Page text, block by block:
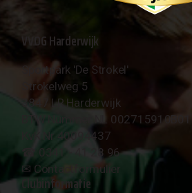
VVOG Harderwijk
Sportpark 'De Strokel'
Strokelweg 5
3847 LR Harderwijk
BTW Nummer NL 002715910B01
KvK Nr 40094437
☎︎ 0341 - 41 28 96
✉︎ Contactformulier
Clubinformatie